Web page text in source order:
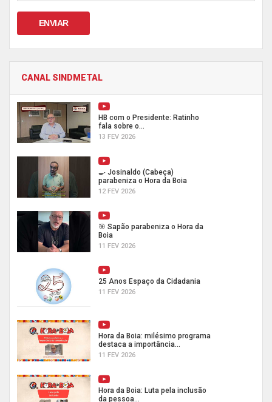
ENVIAR
CANAL SINDMETAL
HB com o Presidente: Ratinho
fala sobre o...
13 FEV 2026
🍳 Josinaldo (Cabeça)
parabeniza o Hora da Boia
12 FEV 2026
🎯 Sapão parabeniza o Hora da
Boia
11 FEV 2026
25 Anos Espaço da Cidadania
11 FEV 2026
Hora da Boia: milésimo programa
destaca a importância...
11 FEV 2026
Hora da Boia: Luta pela inclusão
da pessoa...